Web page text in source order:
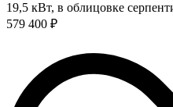
19,5 кВт, в облицовке
579 400 ₽